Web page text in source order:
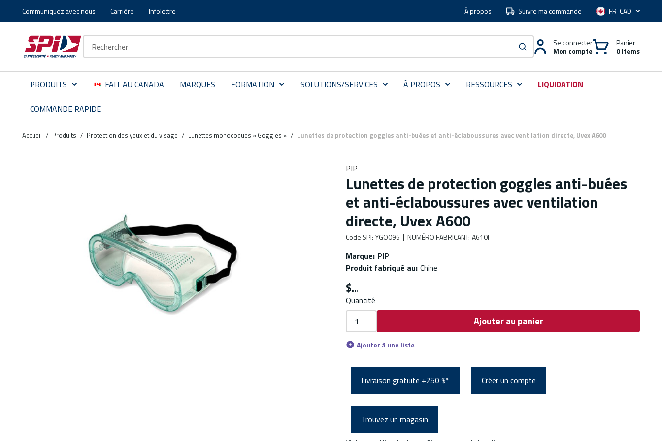
Aller au contenu principal
Skip to menu
Skip to footer
Communiquez avec nous Carrière Infolettre À propos Suivre ma commande Langue
soumettre une recherche
Se connecter
Mon compte
Panier
0 Items
PRODUITS FAIT AU CANADA MARQUES FORMATION SOLUTIONS/SERVICES À PROPOS RESSOURCES LIQUIDATION
COMMANDE RAPIDE
Accueil / Produits / Protection des yeux et du visage / Lunettes monocoques « Goggles » / Lunettes de protection goggles anti-buées et anti-éclaboussures avec ventilation directe, Uvex A600
PIP
Lunettes de protection goggles anti-buées
et anti-éclaboussures avec ventilation
directe, Uvex A600
Code SPI: YGO096 NUMÉRO FABRICANT: A610I
Marque: PIP
Produit fabriqué au: Chine
$
Quantité
Ajouter au panier
Ajouter à une liste
Livraison gratuite +250 $* Créer un compte
Trouvez un magasin